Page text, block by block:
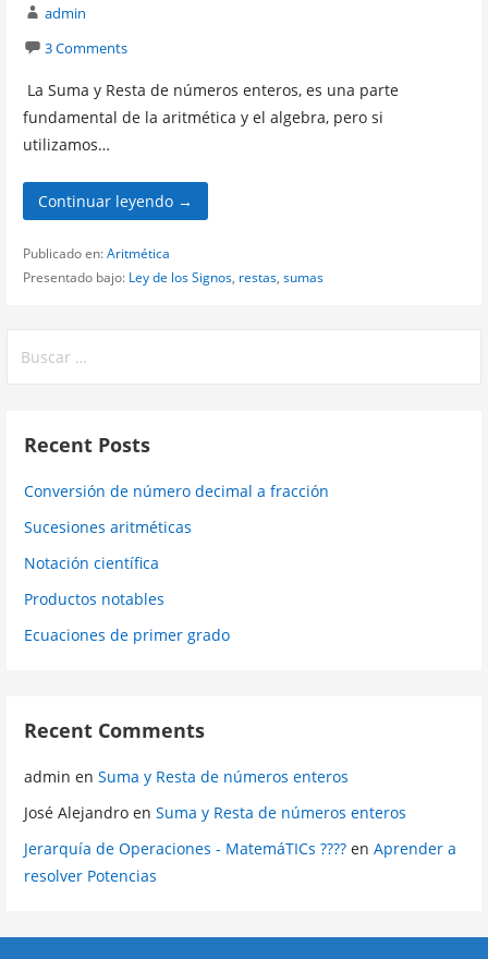
admin
3 Comments
La Suma y Resta de números enteros, es una parte
fundamental de la aritmética y el algebra, pero si
utilizamos…
Continuar leyendo →
Publicado en:Aritmética
Presentado bajo: Ley de los Signos, restas, sumas
Recent Posts
Conversión de número decimal a fracción
Sucesiones aritméticas
Notación científica
Productos notables
Ecuaciones de primer grado
Recent Comments
admin enSuma y Resta de números enteros
José Alejandro enSuma y Resta de números enteros
Jerarquía de Operaciones - MatemáTICs ???? enAprender a
resolver Potencias